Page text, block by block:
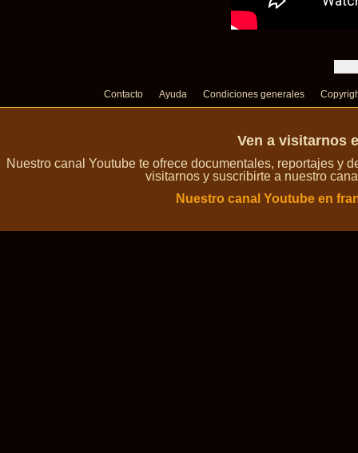
Contacto Ayuda Condiciones generales
Ven a visitarnos
Nuestro canal Youtube te ofrece documentales, reportajes y
visitarnos y suscribirte a nuestro
Nuestro canal Youtube en